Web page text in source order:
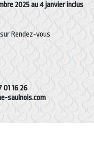
2025 au 4 janvier inclus
Rendez-vous
01 16 26
saulnois.com